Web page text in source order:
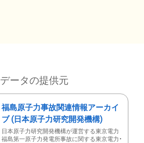
データの提供元
福島原子力事故関連情報アーカイ
ブ (日本原子力研究開発機構)
日本原子力研究開発機構が運営する東京電力
福島第一原子力発電所事故に関する東京電力・